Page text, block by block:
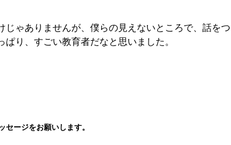
ゃありませんが、僕らの見えないところで、話をつ
り、すごい教育者だなと思いました。
ージをお願いします。